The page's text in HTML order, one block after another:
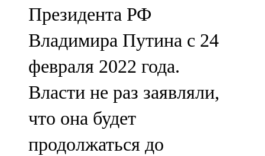
Президента РФ
Владимира Путина с 24
февраля 2022 года.
Власти не раз заявляли,
что она будет
продолжаться до